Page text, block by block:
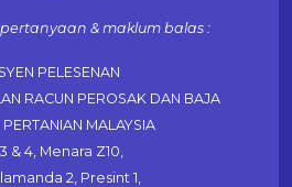
& maklum balas :
PELESENAN
RACUN PEROSAK DAN BAJA
MALAYSIA
& 4, Menara Z10,
2, Presint 1,